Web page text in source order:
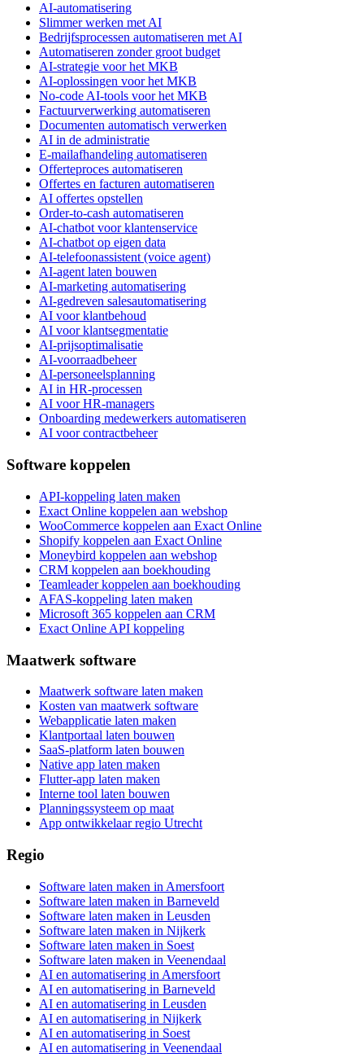
AI-automatisering
Slimmer werken met AI
Bedrijfsprocessen automatiseren met AI
Automatiseren zonder groot budget
AI-strategie voor het MKB
AI-oplossingen voor het MKB
No-code AI-tools voor het MKB
Factuurverwerking automatiseren
Documenten automatisch verwerken
AI in de administratie
E-mailafhandeling automatiseren
Offerteproces automatiseren
Offertes en facturen automatiseren
AI offertes opstellen
Order-to-cash automatiseren
AI-chatbot voor klantenservice
AI-chatbot op eigen data
AI-telefoonassistent (voice agent)
AI-agent laten bouwen
AI-marketing automatisering
AI-gedreven salesautomatisering
AI voor klantbehoud
AI voor klantsegmentatie
AI-prijsoptimalisatie
AI-voorraadbeheer
AI-personeelsplanning
AI in HR-processen
AI voor HR-managers
Onboarding medewerkers automatiseren
AI voor contractbeheer
Software koppelen
API-koppeling laten maken
Exact Online koppelen aan webshop
WooCommerce koppelen aan Exact Online
Shopify koppelen aan Exact Online
Moneybird koppelen aan webshop
CRM koppelen aan boekhouding
Teamleader koppelen aan boekhouding
AFAS-koppeling laten maken
Microsoft 365 koppelen aan CRM
Exact Online API koppeling
Maatwerk software
Maatwerk software laten maken
Kosten van maatwerk software
Webapplicatie laten maken
Klantportaal laten bouwen
SaaS-platform laten bouwen
Native app laten maken
Flutter-app laten maken
Interne tool laten bouwen
Planningssysteem op maat
App ontwikkelaar regio Utrecht
Regio
Software laten maken in Amersfoort
Software laten maken in Barneveld
Software laten maken in Leusden
Software laten maken in Nijkerk
Software laten maken in Soest
Software laten maken in Veenendaal
AI en automatisering in Amersfoort
AI en automatisering in Barneveld
AI en automatisering in Leusden
AI en automatisering in Nijkerk
AI en automatisering in Soest
AI en automatisering in Veenendaal